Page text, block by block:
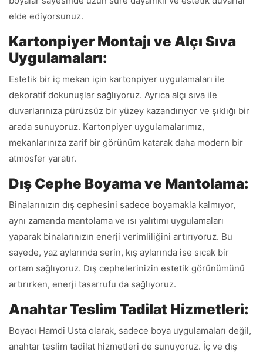
elde ediyorsunuz.
Kartonpiyer Montajı ve Alçı Sıva
Uygulamaları:
Estetik bir iç mekan için kartonpiyer uygulamaları ile
dekoratif dokunuşlar sağlıyoruz. Ayrıca alçı sıva ile
duvarlarınıza pürüzsüz bir yüzey kazandırıyor ve şıklığı bir
arada sunuyoruz. Kartonpiyer uygulamalarımız,
mekanlarınıza zarif bir görünüm katarak daha modern bir
atmosfer yaratır.
Dış Cephe Boyama ve Mantolama:
Binalarınızın dış cephesini sadece boyamakla kalmıyor,
aynı zamanda mantolama ve ısı yalıtımı uygulamaları
yaparak binalarınızın enerji verimliliğini artırıyoruz. Bu
sayede, yaz aylarında serin, kış aylarında ise sıcak bir
ortam sağlıyoruz. Dış cephelerinizin estetik görünümünü
artırırken, enerji tasarrufu da sağlıyoruz.
Anahtar Teslim Tadilat Hizmetleri:
Boyacı Hamdi Usta olarak, sadece boya uygulamaları değil,
anahtar teslim tadilat hizmetleri de sunuyoruz. İç ve dış